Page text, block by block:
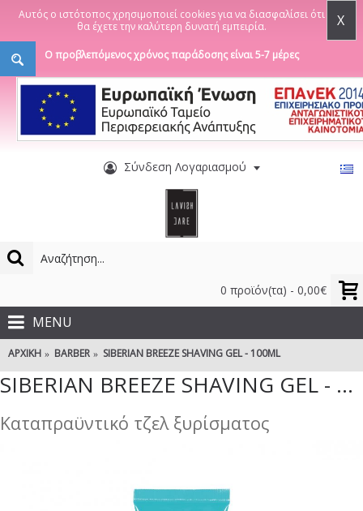
Αυτός ο ιστότοπος χρησιμοποιεί cookies για να διασφαλίσει ότι
θα έχετε την καλύτερη δυνατή εμπειρία.
X
Ο προβλεπόμενος χρόνος παράδοσης είναι 5-7 μέρες
Σύνδεση Λογαριασμού
0 προϊόν(τα) - 0,00€
MENU
ΑΡΧΙΚΉ BARBER SIBERIAN BREEZE SHAVING GEL - 100ML
SIBERIAN BREEZE SHAVING GEL - 100ML
Καταπραϋντικό τζελ ξυρίσματος